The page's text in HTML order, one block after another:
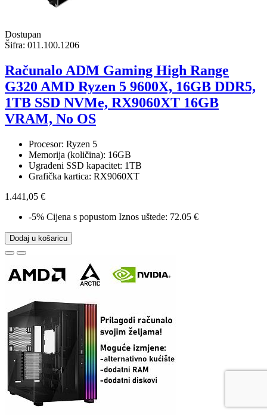
Dostupan
Šifra: 011.100.1206
Računalo ADM Gaming High Range
G320 AMD Ryzen 5 9600X, 16GB DDR5,
1TB SSD NVMe, RX9060XT 16GB
VRAM, No OS
Procesor: Ryzen 5
Memorija (količina): 16GB
Ugrađeni SSD kapacitet: 1TB
Grafička kartica: RX9060XT
1.441,05 €
-5% Cijena s popustom Iznos uštede: 72.05 €
Dodaj u košaricu